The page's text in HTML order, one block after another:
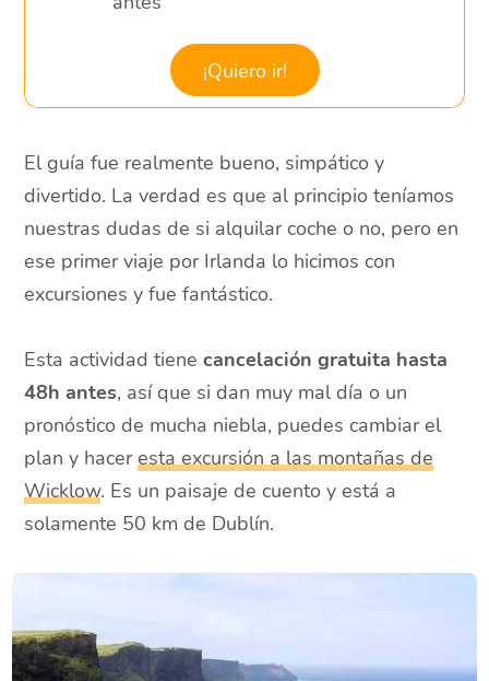
¡Quiero ir!
El guía fue realmente bueno, simpático y
divertido. La verdad es que al principio teníamos
nuestras dudas de si alquilar coche o no, pero en
ese primer viaje por Irlanda lo hicimos con
excursiones y fue fantástico.
Esta actividad tienecancelación gratuita hasta
48h antes, así que si dan muy mal día o un
pronóstico de mucha niebla, puedes cambiar el
plan y haceresta excursión a las montañas de
Wicklow. Es un paisaje de cuento y está a
solamente 50 km de Dublín.